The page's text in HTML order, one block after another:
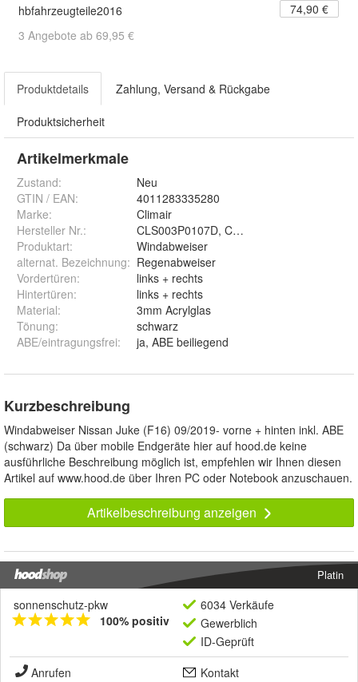
hbfahrzeugteile2016
74,90 €
3 Angebote ab 69,95 €
Produktdetails Zahlung, Versand & Rückgabe
Produktsicherheit
Artikelmerkmale
Zustand:
Neu
GTIN / EAN:
4011283335280
Marke:
Climair
Hersteller Nr.:
CLS003P0107D, CLS004M2104D
Produktart:
Windabweiser
alternat. Bezeichnung: Regenabweiser
Vordertüren:
links + rechts
Hintertüren:
links + rechts
Material:
3mm Acrylglas
Tönung:
schwarz
ABE/eintragungsfrei: ja, ABE beiliegend
Kurzbeschreibung
Windabweiser Nissan Juke (F16) 09/2019- vorne + hinten inkl. ABE
(schwarz) Da über mobile Endgeräte hier auf hood.de keine
ausführliche Beschreibung möglich ist, empfehlen wir Ihnen diesen
Artikel auf www.hood.de über Ihren PC oder Notebook anzuschauen.
Artikelbeschreibung anzeigen
Platin
sonnenschutz-pkw
100% positiv
6034 Verkäufe
Gewerblich
ID-Geprüft
Anrufen
Kontakt